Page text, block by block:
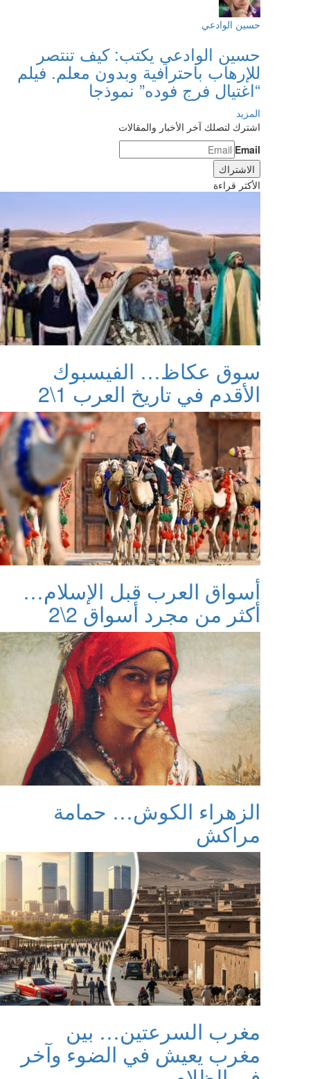
حسين الوادعي
حسين الوادعي يكتب: كيف تنتصر
للإرهاب باحترافية وبدون معلم. فيلم
“اغتيال فرج فوده” نموذجا
المزيد
اشترك لتصلك آخر الأخبار والمقالات
Email
الأكثر قراءة
سوق عكاظ… الفيسبوك
الأقدم في تاريخ العرب 1\2
أسواق العرب قبل الإسلام…
أكثر من مجرد أسواق 2\2
الزهراء الكوش… حمامة
مراكش
مغرب السرعتين… بين
مغرب يعيش في الضوء وآخر